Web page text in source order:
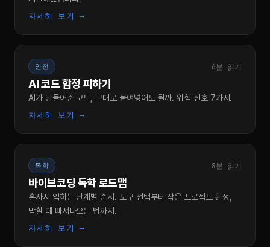
자세히 보기 →
안전 6분 읽기
AI 코드 함정 피하기
AI가 만들어준 코드, 그대로 붙여넣어도 될까. 위험 신호 7가지.
자세히 보기 →
독학 8분 읽기
바이브코딩 독학 로드맵
혼자서 익히는 단계별 순서. 도구 선택부터 작은 프로젝트 완성,
막힐 때 빠져나오는 법까지.
자세히 보기 →